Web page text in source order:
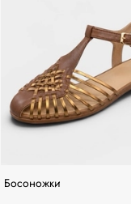
Босоножки